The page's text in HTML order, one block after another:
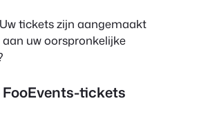
tickets zijn aangemaakt
uw oorspronkelijke
FooEvents-tickets